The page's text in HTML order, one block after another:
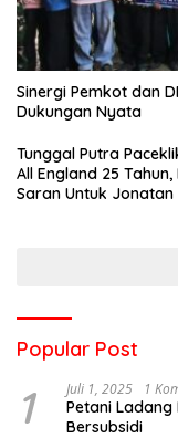
Sinergi Pemkot dan
Dukungan Nyata
Tunggal Putra
All England 25 Tahun,
Saran Untuk Jonatan
Popular Post
1 Juli 1, 2025 1
Petani Ladang
Bersubsidi